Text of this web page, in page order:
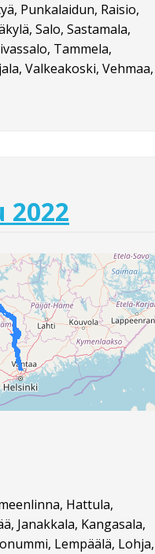
Punkalaidun, Raisio,
Salo, Sastamala,
Tammela,
Valkeakoski, Vehmaa,
2022
Hattula,
Janakkala, Kangasala,
Lempäälä, Lohja,